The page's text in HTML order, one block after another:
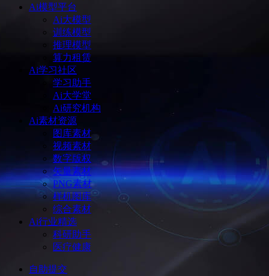
Ai模型平台
Ai大模型
训练模型
推理模型
算力租赁
Ai学习社区
学习助手
Ai大学堂
Ai研究机构
Ai素材资源
图库素材
视频素材
数字版权
矢量素材
PNG素材
样机图库
综合素材
Ai行业精选
科研助手
医疗健康
自助提交